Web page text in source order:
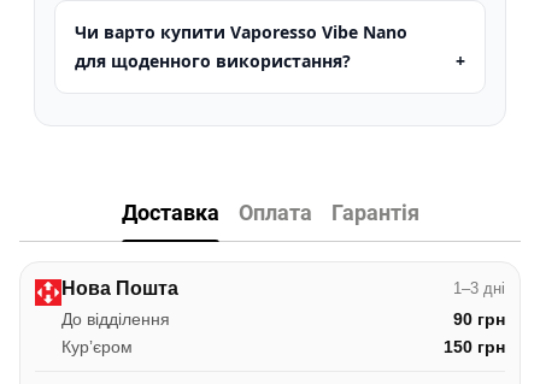
Чи варто купити Vaporesso Vibe Nano
для щоденного використання?
Доставка Оплата Гарантія
Нова Пошта 1–3 дні
До відділення
90 грн
Курʼєром
150 грн